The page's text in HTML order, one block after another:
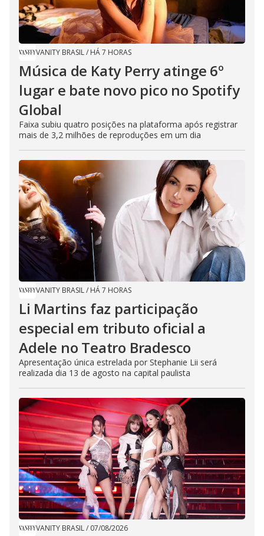
VANITY BRASIL/ HÁ 7 HORAS
Música de Katy Perry atinge 6º
lugar e bate novo pico no Spotify
Global
Faixa subiu quatro posições na plataforma após registrar
mais de 3,2 milhões de reproduções em um dia
VANITY BRASIL/ HÁ 7 HORAS
Li Martins faz participação
especial em tributo oficial a
Adele no Teatro Bradesco
Apresentação única estrelada por Stephanie Lii será
realizada dia 13 de agosto na capital paulista
VANITY BRASIL/ 07/08/2026